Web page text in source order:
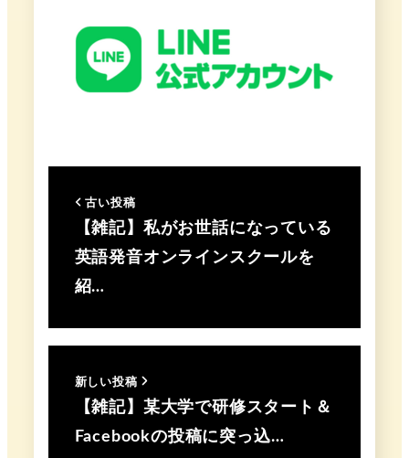
古い投稿
【雑記】私がお世話になっている
英語発音オンラインスクールを
紹…
新しい投稿
【雑記】某大学で研修スタート＆
Facebookの投稿に突っ込…